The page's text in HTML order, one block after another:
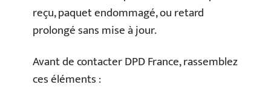
reçu, paquet endommagé, ou retard
prolongé sans mise à jour.
Avant de contacter DPD France, rassemblez
ces éléments :